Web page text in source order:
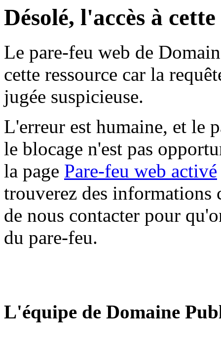
Désolé, l'accès à
Le pare-feu web de
cette ressource car la
jugée suspicieuse.
L'erreur est humaine, et le
le blocage n'est pas
la page Pare-feu web activé
trouverez des informations
de nous contacter pour
du pare-feu.
L'équipe de Domaine